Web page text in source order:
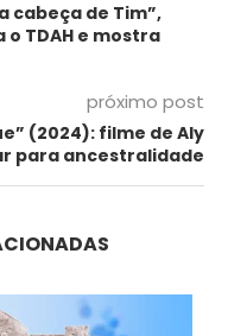
cabeça de Tim”,
TDAH e mostra
próximo post
(2024): filme de Aly
para ancestralidade